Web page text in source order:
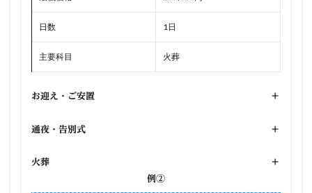
日数 1日
主要科目 火葬
お迎え・ご安置 +
通夜・告別式 +
火葬
+
例②